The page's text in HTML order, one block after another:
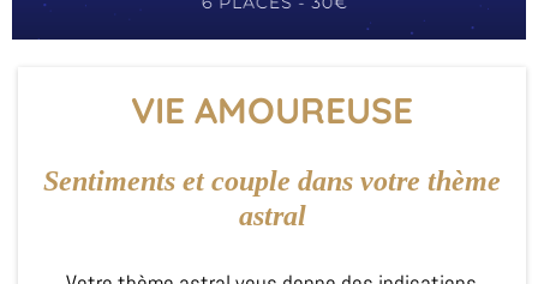
VIE AMOUREUSE
Sentiments et couple dans votre thème
astral